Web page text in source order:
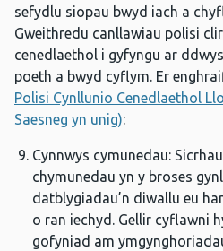
sefydlu siopau bwyd iach a
Gweithredu canllawiau polisi
cenedlaethol i gyfyngu ar
poeth a bwyd cyflym. Er
Polisi Cynllunio Cenedlaethol
Saesneg yn unig):
Cynnwys cymunedau:
chymunedau yn y broses
datblygiadau’n diwallu eu
o ran iechyd. Gellir cyflawni
gofyniad am